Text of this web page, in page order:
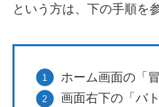
という方は、下の手順を
ホーム画面の「
画面右下の「バ